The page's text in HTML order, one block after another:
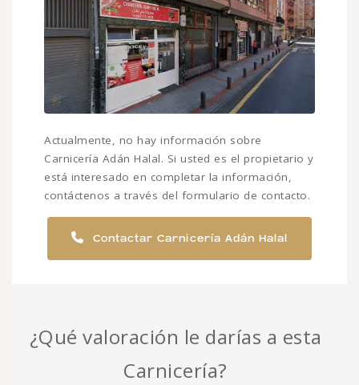
Actualmente, no hay información sobre
Carnicería Adán Halal. Si usted es el propietario y
está interesado en completar la información,
contáctenos a través del formulario de contacto.
Contactar Carnicería Adán Halal
¿Qué valoración le darías a esta
Carnicería?